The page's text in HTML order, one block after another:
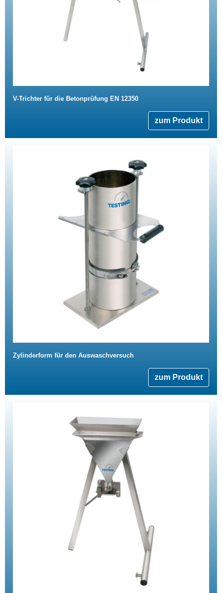
V-Trichter für die Betonprüfung EN 12350
zum Produkt
Zylinderform für den Auswaschversuch
zum Produkt